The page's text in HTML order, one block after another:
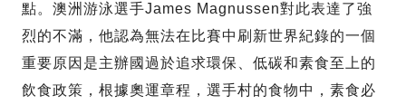
點。澳洲游泳選手James Magnussen對此表達了強
烈的不滿，他認為無法在比賽中刷新世界紀錄的一個
重要原因是主辦國過於追求環保、低碳和素食至上的
飲食政策，根據奧運章程，選手村的食物中，素食必